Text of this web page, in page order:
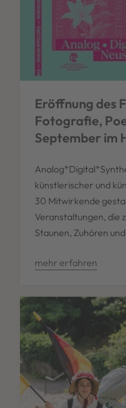
Eröffnung des
Fotografie,
September im
künstlerischer und
30 Mitwirkende
Veranstaltungen, die
Staunen, Zuhören
mehr erfahren